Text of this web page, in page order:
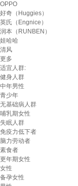
OPPO
好奇（Huggies）
英氏（Engnice）
润本（RUNBEN）
娃哈哈
清风
更多
适宜人群:
健身人群
中年男性
青少年
无基础病人群
哺乳期女性
失眠人群
免疫力低下者
脑力劳动者
素食者
更年期女性
女性
备孕女性